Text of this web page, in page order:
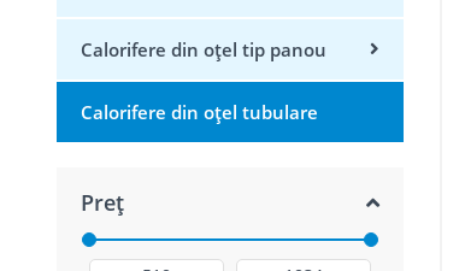
Calorifere din oțel tip panou
Calorifere din oțel tubulare
Preț